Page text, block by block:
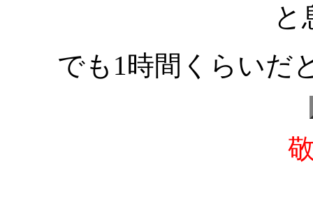
と
でも1時間くらいだ